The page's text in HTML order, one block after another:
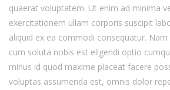
quaerat voluptatem. Ut enim ad minima
exercitationem ullam corporis suscipit
aliquid ex ea commodi consequatur.
cum soluta nobis est eligendi optio
minus id quod maxime placeat facere
voluptas assumenda est, omnis dolor